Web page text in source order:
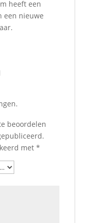
heeft een
een nieuwe
beoordelen
met *